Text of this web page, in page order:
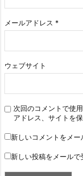
メールアドレス *
ウェブサイト
次回のコメントで使
アドレス、サイトを保
新しいコメントをメー
新しい投稿をメールで